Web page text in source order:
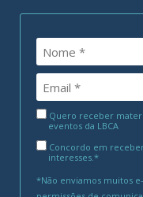
Quero receber
eventos da LBCA
Concordo em
interesses.*
*Não enviamos muitos